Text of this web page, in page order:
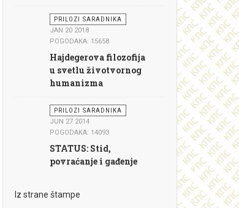
PRILOZI SARADNIKA
JAN 20 2018
POGODAKA: 15658
Hajdegerova filozofija
u svetlu životvornog
humanizma
PRILOZI SARADNIKA
JUN 27 2014
POGODAKA: 14093
STATUS: Stid,
povraćanje i gađenje
Iz strane štampe